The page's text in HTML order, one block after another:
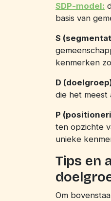
SDP-model:
basis van
S
kenmerken
D
die het meest
P
ten opzichte
unieke
Tips en
Om